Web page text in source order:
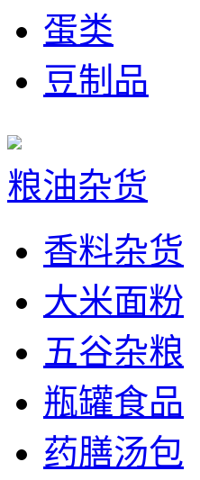
蛋类
豆制品
粮油杂货
香料杂货
大米面粉
五谷杂粮
瓶罐食品
药膳汤包